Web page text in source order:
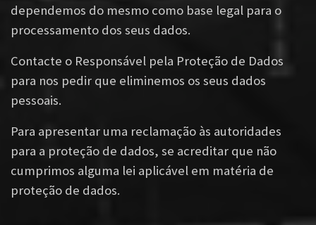
dependemos do mesmo como base legal para o
processamento dos seus dados.
Contacte o Responsável pela Proteção de Dados
para nos pedir que eliminemos os seus dados
pessoais.
Para apresentar uma reclamação às autoridades
para a proteção de dados, se acreditar que não
cumprimos alguma lei aplicável em matéria de
proteção de dados.